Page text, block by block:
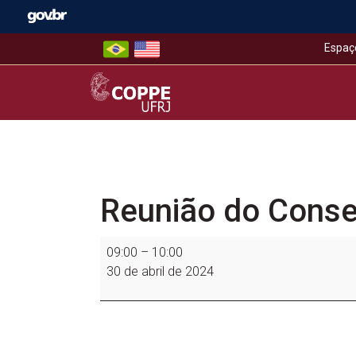
COPPE – UFRJ
Reunião do
Reunião
do
de
09:00 – 10:00
30 de abril de 2024